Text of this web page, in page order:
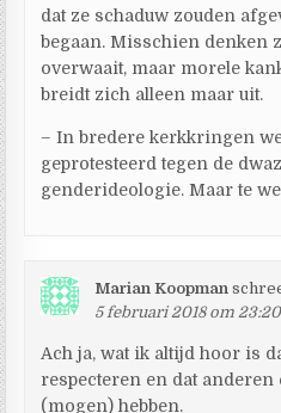
dat ze schaduw zouden
begaan. Misschien denken
overwaait, maar morele
breidt zich alleen maar uit.
– In bredere kerkkringen
geprotesteerd tegen de
genderideologie. Maar te
Marian Koopman
5 februari 2018 om 23:20
Ach ja, wat ik altijd hoor is
respecteren en dat
(mogen) hebben.